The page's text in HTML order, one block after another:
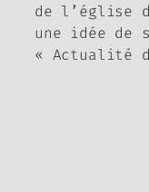
de l’église
une idée
« Actualité